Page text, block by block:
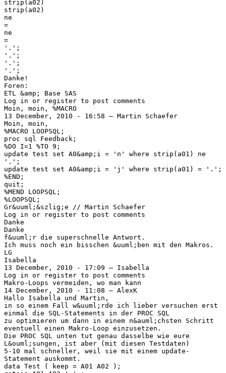
strip(a02)
strip(a02)
ne
=
ne
=
'.';
'.';
'.';
'.';
Danke!
Foren:
ETL &amp; Base SAS
Log in or register to post comments
Moin, moin, %MACRO
13 December, 2010 - 16:58 — Martin Schaefer
Moin, moin,
%MACRO LOOPSQL;
proc sql Feedback;
%DO I=1 %TO 9;
update test set A0&amp;i = 'n' where strip(a01) ne
'.';
update test set A0&amp;i = 'j' where strip(a01) = '.';
%END;
quit;
%MEND LOOPSQL;
%LOOPSQL;
Gr&uuml;&szlig;e // Martin Schaefer
Log in or register to post comments
Danke
Danke
f&uuml;r die superschnelle Antwort.
Ich muss noch ein bisschen &uuml;ben mit den Makros.
LG
Isabella
13 December, 2010 - 17:09 — Isabella
Log in or register to post comments
Makro-Loops vermeiden, wo man kann
14 December, 2010 - 11:08 — AlexK
Hallo Isabella und Martin,
in so einem Fall w&uuml;rde ich lieber versuchen erst
einmal die SQL-Statements in der PROC SQL
zu optimieren um dann in einem n&auml;chsten Schritt
eventuell einen Makro-Loop einzusetzen.
Die PROC SQL unten tut genau dasselbe wie eure
L&ouml;sungen, ist aber (mit diesen Testdaten)
5-10 mal schneller, weil sie mit einem update-
Statement auskommt.
data Test ( keep = A01 A02 );